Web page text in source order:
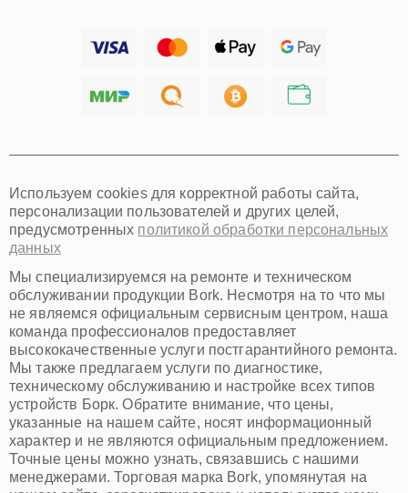
Хабаровск
Иркутск
Омск
Красноярск
Пермь
Ульяновск
Киров
Архангельск
Астрахань
Белгород
Благовещенск
Брянск
Владивосток
Владикавказ
Владимир
Волжский
Вологда
Грозный
Используем cookies для корректной работы сайта,
персонализации пользователей и других целей,
предусмотренных политикой обработки персональных
данных
Мы специализируемся на ремонте и техническом
обслуживании продукции Bork. Несмотря на то что мы
не являемся официальным сервисным центром, наша
команда профессионалов предоставляет
высококачественные услуги постгарантийного ремонта.
Мы также предлагаем услуги по диагностике,
техническому обслуживанию и настройке всех типов
устройств Борк. Обратите внимание, что цены,
указанные на нашем сайте, носят информационный
характер и не являются официальным предложением.
Точные цены можно узнать, связавшись с нашими
менеджерами. Торговая марка Bork, упомянутая на